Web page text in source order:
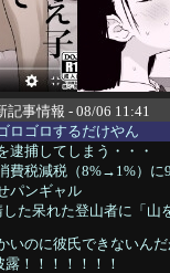
記事情報 - 08/06 11:41
ロゴロするだけやん
逮捕してしまう・・・
費税減税（8%→1%）に
パンギャル
た呆れた登山者に「山
いのに彼氏できないん
！！！！！！！